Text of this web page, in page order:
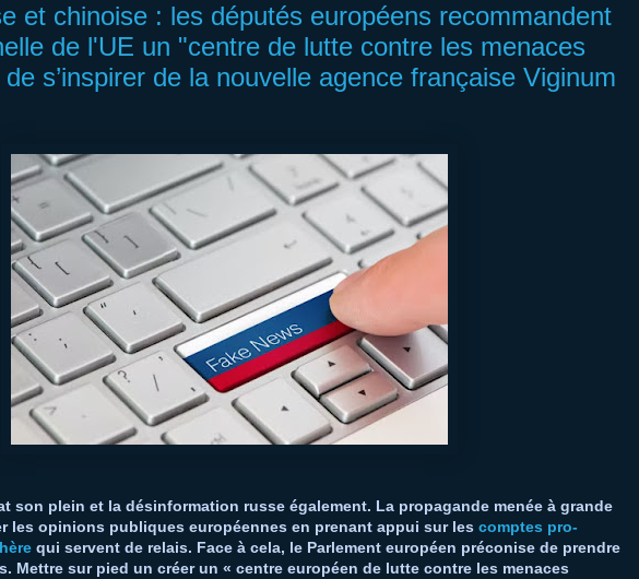
et chinoise : les députés européens recommandent
de l'UE un "centre de lutte contre les menaces
de s’inspirer de la nouvelle agence française Viginum
son plein et la désinformation russe également. La propagande menée à grande
les opinions publiques européennes en prenant appui sur les comptes pro-
qui servent de relais. Face à cela, le Parlement européen préconise de prendre
Mettre sur pied un créer un « centre européen de lutte contre les menaces